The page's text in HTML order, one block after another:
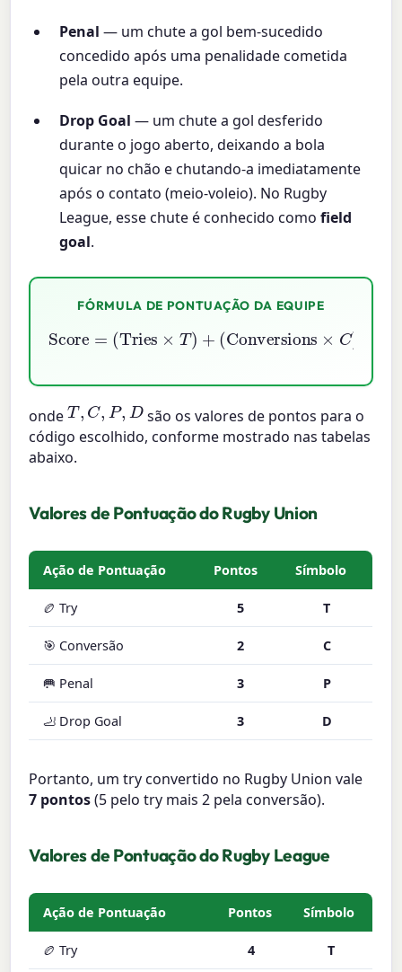
Penal — um chute a gol bem-sucedido
concedido após uma penalidade cometida
pela outra equipe.
Drop Goal — um chute a gol desferido
durante o jogo aberto, deixando a bola
quicar no chão e chutando-a imediatamente
após o contato (meio-voleio). No Rugby
League, esse chute é conhecido comofield
goal.
FÓRMULA DE PONTUAÇÃO DA EQUIPE
Score =(Tries × T)+ Conversions×C )+
(Penalties ×P)+ Drop Goals×D)
ondeT, C,P D
são os valores de pontos para o
código escolhido, conforme mostrado nas tabelas
abaixo.
Valores de Pontuação do Rugby Union
Ação de Pontuação Pontos Símbolo
🏉 Try 5 T
🎯 Conversão 2 C
🥅 Penal 3 P
🦶 Drop Goal 3 D
Portanto, um try convertido no Rugby Union vale
7 pontos(5 pelo try mais 2 pela conversão).
Valores de Pontuação do Rugby League
Ação de Pontuação Pontos Símbolo
🏉 Try 4 T